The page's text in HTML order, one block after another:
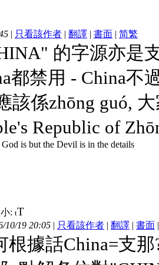
| 只看該作者 | 翻譯 | 書面 | 简繁
的字源亦是
都禁用 - China不
該係zhōng guó,
Republic of
is but the Devil is in the details
: tT
10/19 20:05 | 只看該作者 | 翻譯 | 書面
根據話China=支